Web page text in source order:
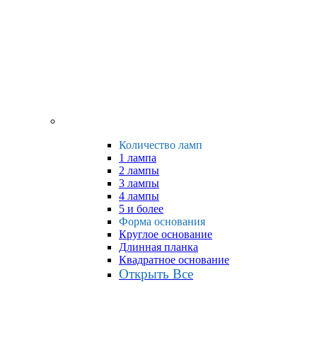
Количество ламп
1 лампа
2 лампы
3 лампы
4 лампы
5 и более
Форма основания
Круглое основание
Длинная планка
Квадратное основание
Открыть Все